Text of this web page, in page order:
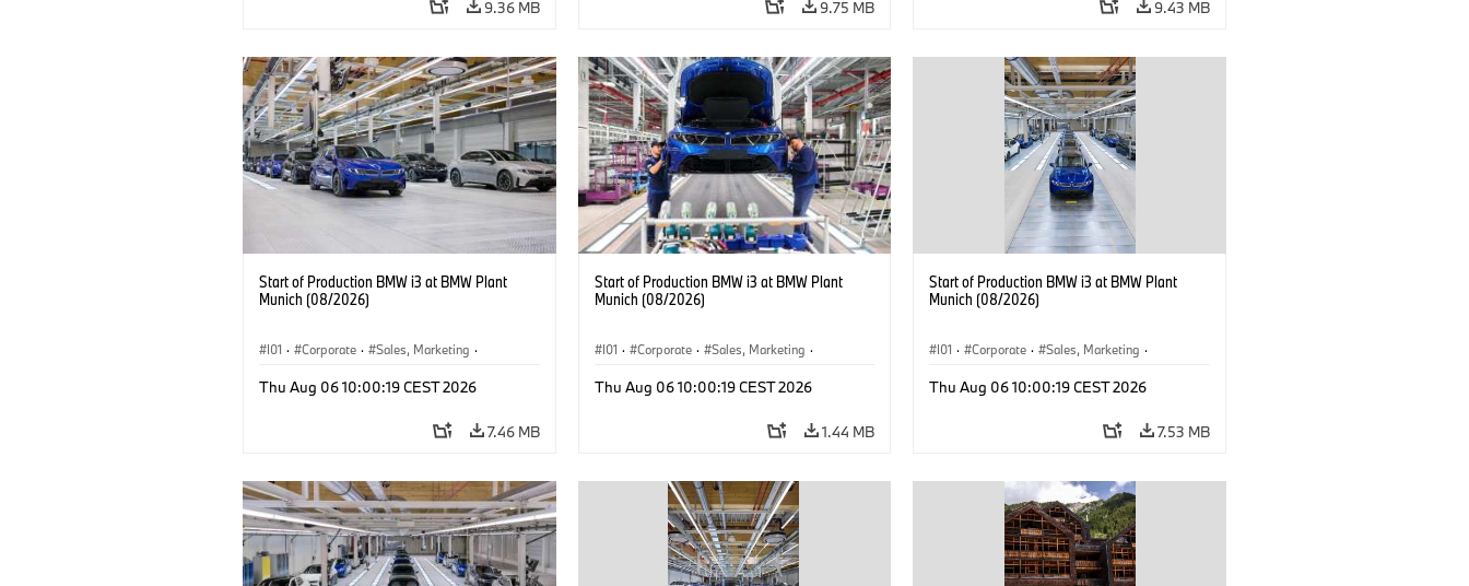
9.36 MB 9.75 MB 9.43 MB
Start of Production BMW i3 at BMW Plant
Munich (08/2026)
I01 · Corporate · Sales, Marketing ·
Thu Aug 06 10:00:19 CEST 2026
7.46 MB
Start of Production BMW i3 at BMW Plant
Munich (08/2026)
I01 · Corporate · Sales, Marketing ·
Thu Aug 06 10:00:19 CEST 2026
1.44 MB
Start of Production BMW i3 at BMW Plant
Munich (08/2026)
I01 · Corporate · Sales, Marketing ·
Thu Aug 06 10:00:19 CEST 2026
7.53 MB